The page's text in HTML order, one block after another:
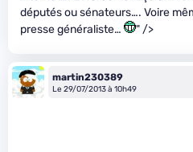
députés ou sénateurs…. Voire
presse généraliste…
" />
martin230389
Le 29/07/2013 à 10h49